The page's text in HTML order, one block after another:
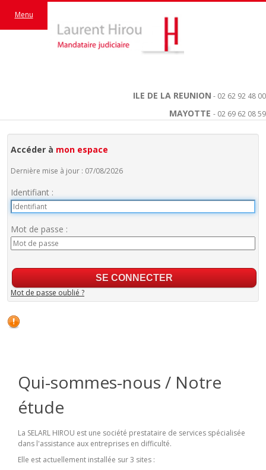
ILE DE LA REUNION - 02 62 92 48 00
MAYOTTE - 02 69 62 08 59
Menu
Accéder à mon espace
Dernière mise à jour : 07/08/2026
Identifiant :
Mot de passe :
Mot de passe oublié ?
Qui-sommes-nous / Notre
étude
La SELARL HIROU est une société prestataire de services spécialisée
dans l'assistance aux entreprises en difficulté.
Elle est actuellement installée sur 3 sites :